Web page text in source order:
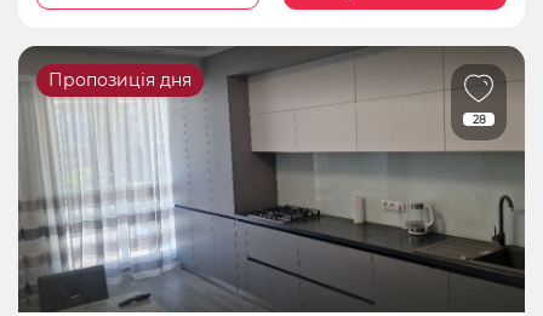
28
Пропозиція дня